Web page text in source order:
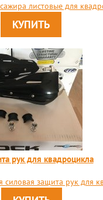
листовые для
рук для квадроцикла
силовая защита рук для